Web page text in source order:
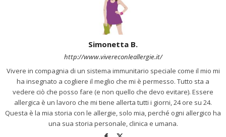
Simonetta B.
http://www.vivereconleallergie.it/
Vivere in compagnia di un sistema immunitario speciale come il mio mi
ha insegnato a cogliere il meglio che mi è permesso. Tutto sta a
vedere ciò che posso fare (e non quello che devo evitare). Essere
allergica è un lavoro che mi tiene allerta tutti i giorni, 24 ore su 24.
Questa è la mia storia con le allergie, solo mia, perché ogni allergico ha
una sua storia personale, clinica e umana.